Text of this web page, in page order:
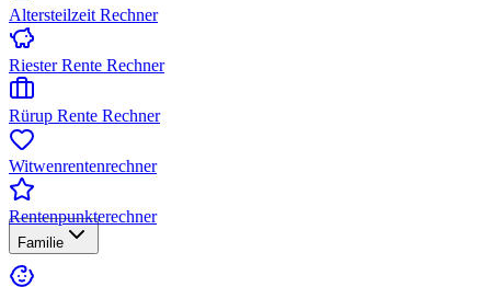
Altersteilzeit Rechner
Riester Rente Rechner
Rürup Rente Rechner
Witwenrentenrechner
Rentenpunkterechner
Familie